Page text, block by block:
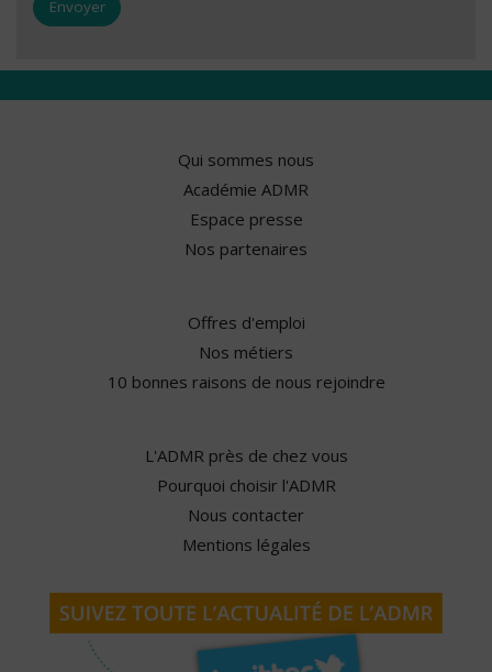
Qui sommes nous
Académie ADMR
Espace presse
Nos partenaires
Offres d'emploi
Nos métiers
10 bonnes raisons de nous rejoindre
L'ADMR près de chez vous
Pourquoi choisir l'ADMR
Nous contacter
Mentions légales